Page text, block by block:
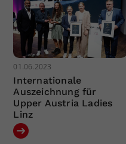
01.06.2023
Internationale
Auszeichnung für
Upper Austria Ladies
Linz